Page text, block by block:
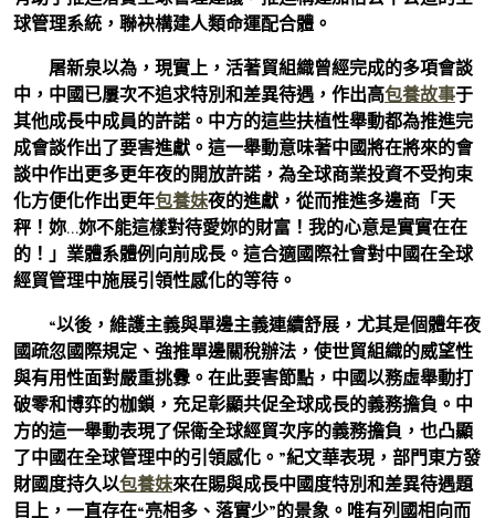
球管理系統，聯袂構建人類命運配合體。
屠新泉以為，現實上，活著貿組織曾經完成的多項會談
中，中國已屢次不追求特別和差異待遇，作出高包養故事于
其他成長中成員的許諾。中方的這些扶植性舉動都為推進完
成會談作出了要害進獻。這一舉動意味著中國將在將來的會
談中作出更多更年夜的開放許諾，為全球商業投資不受拘束
化方便化作出更年包養妹夜的進獻，從而推進多邊商「天
秤！妳…妳不能這樣對待愛妳的財富！我的心意是實實在在
的！」業體系體例向前成長。這合適國際社會對中國在全球
經貿管理中施展引領性感化的等待。
“以後，維護主義與單邊主義連續舒展，尤其是個體年夜
國疏忽國際規定、強推單邊關稅辦法，使世貿組織的威望性
與有用性面對嚴重挑釁。在此要害節點，中國以務虛舉動打
破零和博弈的枷鎖，充足彰顯共促全球成長的義務擔負。中
方的這一舉動表現了保衛全球經貿次序的義務擔負，也凸顯
了中國在全球管理中的引領感化。”紀文華表現，部門東方發
財國度持久以包養妹來在賜與成長中國度特別和差異待遇題
目上，一直存在“亮相多、落實少”的景象。唯有列國相向而